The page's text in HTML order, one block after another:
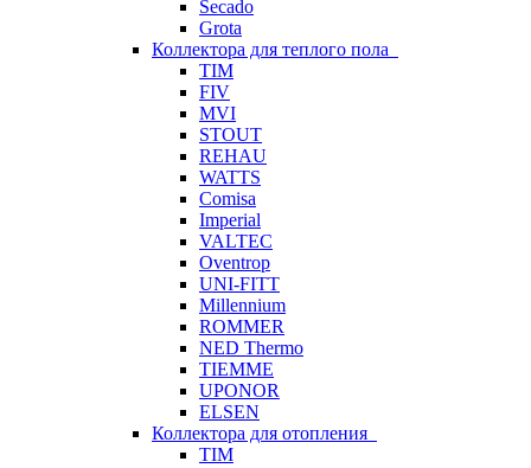
Secado
Grota
Коллектора для теплого пола
TIM
FIV
MVI
STOUT
REHAU
WATTS
Comisa
Imperial
VALTEC
Oventrop
UNI-FITT
Millennium
ROMMER
NED Thermo
TIEMME
UPONOR
ELSEN
Коллектора для отопления
TIM